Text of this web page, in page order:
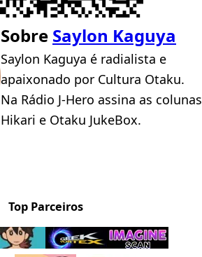
Sobre Saylon Kaguya
Saylon Kaguya é radialista e
apaixonado por Cultura Otaku.
Na Rádio J-Hero assina as colunas
Hikari e Otaku JukeBox.
Top Parceiros